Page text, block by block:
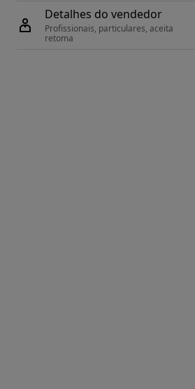
Detalhes do vendedor
Profissionais, particulares, aceita
retoma